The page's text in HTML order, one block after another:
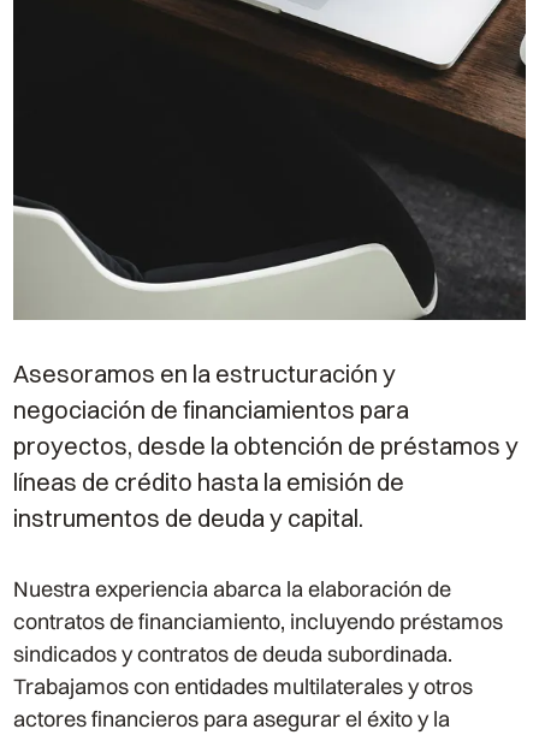
Asesoramos en la estructuración y
negociación de financiamientos para
proyectos, desde la obtención de préstamos y
líneas de crédito hasta la emisión de
instrumentos de deuda y capital.
Nuestra experiencia abarca la elaboración de
contratos de financiamiento, incluyendo préstamos
sindicados y contratos de deuda subordinada.
Trabajamos con entidades multilaterales y otros
actores financieros para asegurar el éxito y la